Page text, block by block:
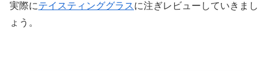
実際にテイスティンググラスに注ぎレビューしていきまし
ょう。